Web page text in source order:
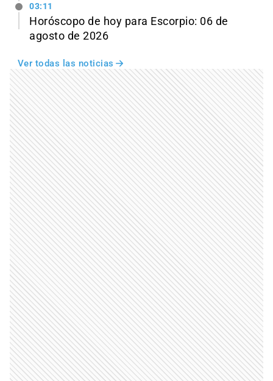
03:11
Horóscopo de hoy para Escorpio: 06 de
agosto de 2026
Ver todas las noticias